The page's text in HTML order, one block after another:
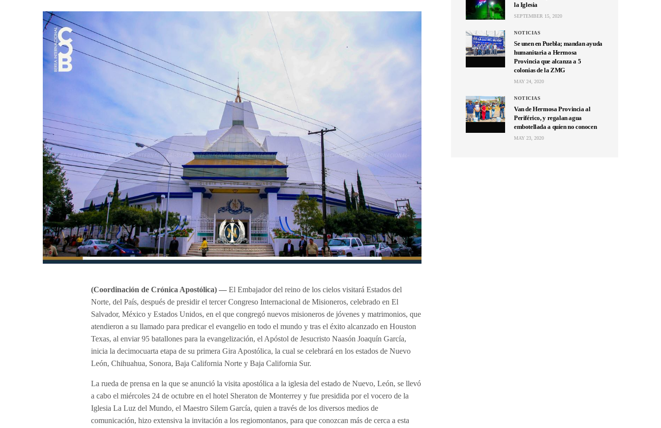
(Coordinación de Crónica Apostólica) — El Embajador del reino de los cielos visitará Estados del
Norte, del País, después de presidir el tercer Congreso Internacional de Misioneros, celebrado en El
Salvador, México y Estados Unidos, en el que congregó nuevos misioneros de jóvenes y matrimonios, que
atendieron a su llamado para predicar el evangelio en todo el mundo y tras el éxito alcanzado en Houston
Texas, al enviar 95 batallones para la evangelización, el Apóstol de Jesucristo Naasón Joaquín García,
inicia la decimocuarta etapa de su primera Gira Apostólica, la cual se celebrará en los estados de Nuevo
León, Chihuahua, Sonora, Baja California Norte y Baja California Sur.
​La rueda de prensa en la que se anunció la visita apostólica a la iglesia del estado de Nuevo, León, se llevó
a cabo el miércoles 24 de octubre en el hotel Sheraton de Monterrey y fue presidida por el vocero de la
Iglesia La Luz del Mundo, el Maestro Silem García, quien a través de los diversos medios de
comunicación, hizo extensiva la invitación a los regiomontanos, para que conozcan más de cerca a esta
la Iglesia
SEPTEMBER 15, 2020
NOTICIAS
Se unen en Puebla; mandan ayuda
humanitaria a Hermosa
Provincia que alcanza a 5
colonias de la ZMG
MAY 24, 2020
NOTICIAS
Van de Hermosa Provincia al
Periférico, y regalan agua
embotellada a quien no conocen
MAY 23, 2020